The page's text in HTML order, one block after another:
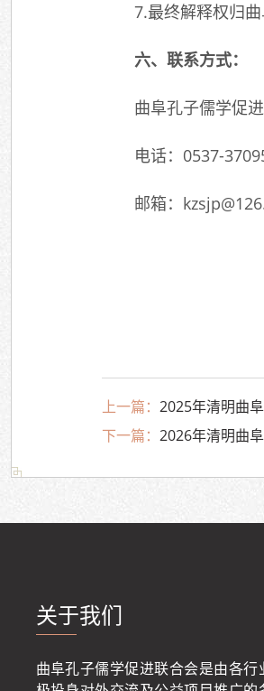
7.最终解释权归曲
六、联系方式：
曲阜孔子儒学促
电话：0537-
邮箱：
上一篇： 2025年清明曲
下一篇： 2026年清明曲
关于我们
曲阜孔子儒学促进联合会是由各